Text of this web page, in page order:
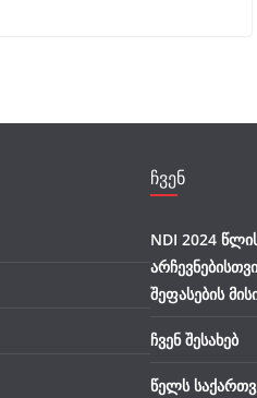
ჩვენ
NDI 2024
შეფასების
ჩვენ შესახებ
წელს